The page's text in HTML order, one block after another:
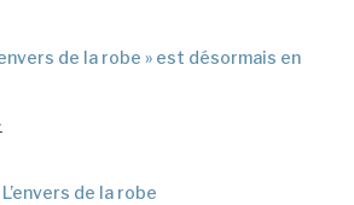
de la robe » est désormais en
de la robe